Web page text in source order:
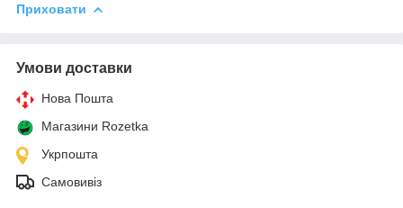
Приховати
Умови доставки
Нова Пошта
Магазини Rozetka
Укрпошта
Самовивіз